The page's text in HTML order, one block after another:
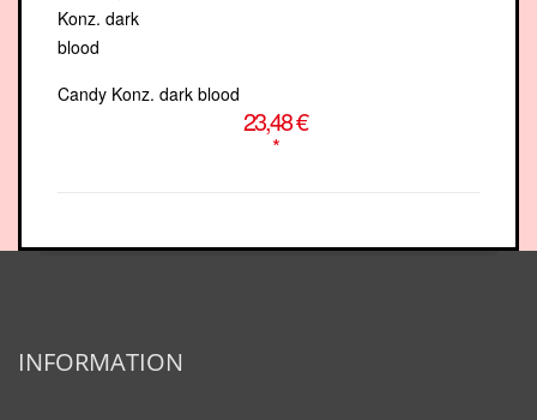
Candy Konz. dark blood
23,48 €
*
INFORMATION